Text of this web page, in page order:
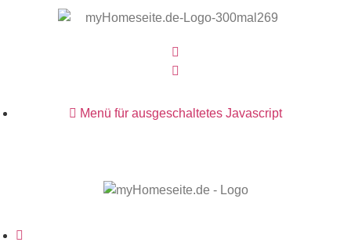
Menü für ausgeschaltetes Javascript